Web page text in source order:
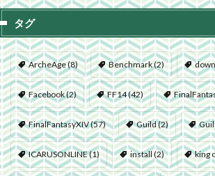
タグ
ArcheAge(8) Benchmark(2)
Facebook(2) FF14(42)
FinalFantasyXIV(57) Guild(2)
ICARUSONLINE(1) install(2) king